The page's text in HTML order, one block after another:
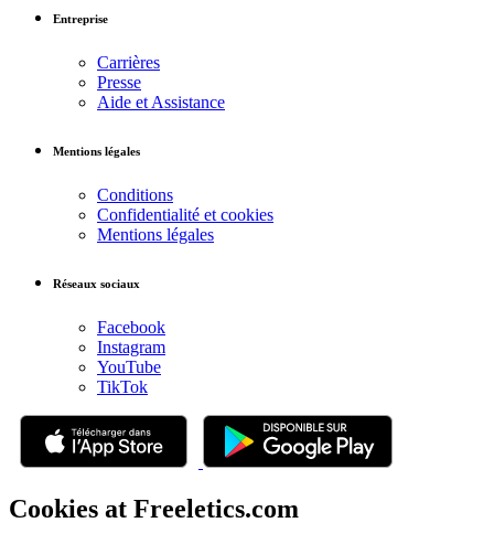
Entreprise
Carrières
Presse
Aide et Assistance
Mentions légales
Conditions
Confidentialité et cookies
Mentions légales
Réseaux sociaux
Facebook
Instagram
YouTube
TikTok
Cookies at Freeletics.com